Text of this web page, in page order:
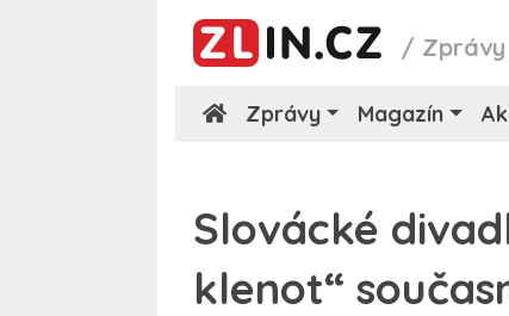
/ Zprávy
Zprávy Magazín
Slovácké
klenot“